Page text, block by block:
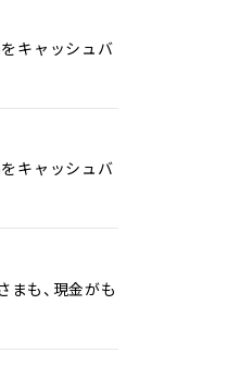
キャッシュバ
キャッシュバ
も、現金がも